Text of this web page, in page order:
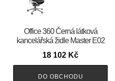
Office 360 Černá látková
kancelářská židle Master E02
18 102 Kč
DO OBCHODU